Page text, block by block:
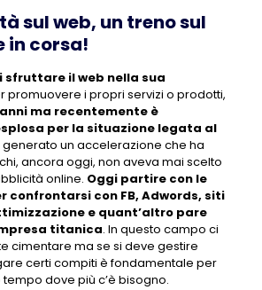
sul web, un treno sul
in corsa!
sfruttare il web nella sua
promuovere i propri servizi o prodotti,
ma recentemente è
per la situazione legata al
generato un accelerazione che ha
ancora oggi, non aveva mai scelto
online. Oggi partire con le
confrontarsi con FB, Adwords, siti
e quant’altro pare
titanica. In questo campo ci
cimentare ma se si deve gestire
certi compiti è fondamentale per
dove più c’è bisogno.